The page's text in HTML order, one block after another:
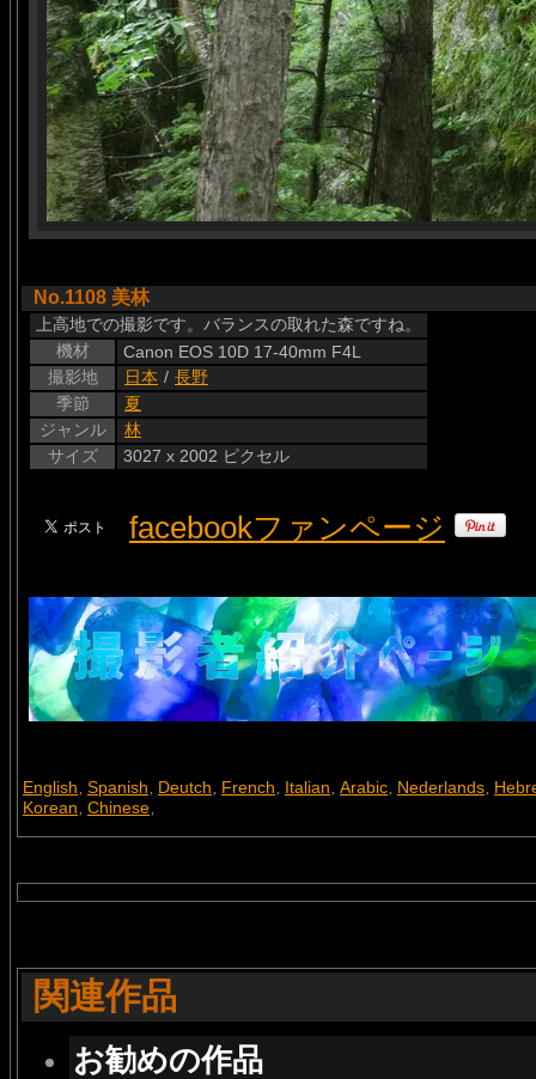
No.1108 美林
上高地での撮影です。バランスの取れた森ですね。
機材
Canon EOS 10D 17-40mm F4L
撮影地
日本 / 長野
季節
夏
ジャンル
林
サイズ
3027 x 2002 ピクセル
facebookファンページ
English, Spanish, Deutch, French, Italian, Arabic, Nederlands,
Korean, Chinese,
関連作品
お勧めの作品